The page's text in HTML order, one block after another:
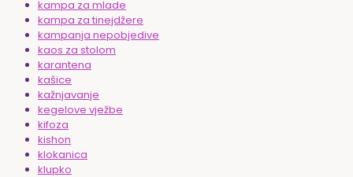
kampa za mlade
kampa za tinejdžere
kampanja nepobjedive
kaos za stolom
karantena
kašice
kažnjavanje
kegelove vježbe
kifoza
kishon
klokanica
klupko